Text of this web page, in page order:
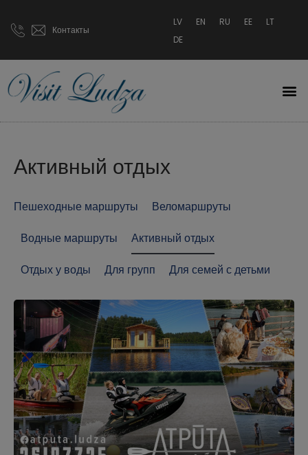
Контакты
LV EN RU EE
LT
DE
Активный отдых
Пешеходные маршруты
Веломаршруты
Водные маршруты
Активный отдых
Отдых у воды
Для групп Для семей с детьми